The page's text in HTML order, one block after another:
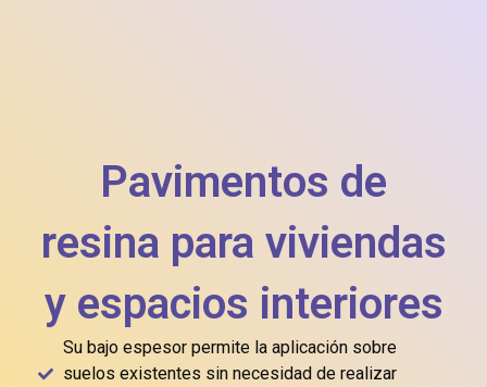
Pavimentos de
resina para viviendas
y espacios interiores
Su bajo espesor permite la aplicación sobre
suelos existentes sin necesidad de realizar